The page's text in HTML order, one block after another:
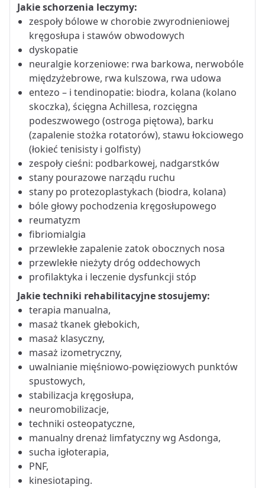
Jakie schorzenia leczymy:
zespoły bólowe w chorobie zwyrodnieniowej
kręgosłupa i stawów obwodowych
dyskopatie
neuralgie korzeniowe: rwa barkowa, nerwobóle
międzyżebrowe, rwa kulszowa, rwa udowa
entezo – i tendinopatie: biodra, kolana (kolano
skoczka), ścięgna Achillesa, rozcięgna
podeszwowego (ostroga piętowa), barku
(zapalenie stożka rotatorów), stawu łokciowego
(łokieć tenisisty i golfisty)
zespoły cieśni: podbarkowej, nadgarstków
stany pourazowe narządu ruchu
stany po protezoplastykach (biodra, kolana)
bóle głowy pochodzenia kręgosłupowego
reumatyzm
fibriomialgia
przewlekłe zapalenie zatok obocznych nosa
przewlekłe nieżyty dróg oddechowych
profilaktyka i leczenie dysfunkcji stóp
Jakie techniki rehabilitacyjne stosujemy:
terapia manualna,
masaż tkanek głebokich,
masaż klasyczny,
masaż izometryczny,
uwalnianie mięśniowo-powięziowych punktów
spustowych,
stabilizacja kręgosłupa,
neuromobilizacje,
techniki osteopatyczne,
manualny drenaż limfatyczny wg Asdonga,
sucha igłoterapia,
PNF,
kinesiotaping.